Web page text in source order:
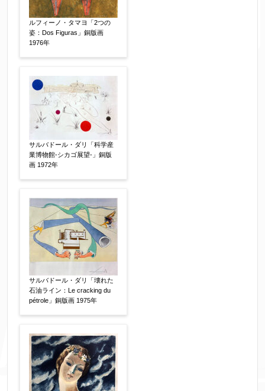
ルフィーノ・タマヨ「2つの
姿：Dos Figuras」銅版画
1976年
サルバドール・ダリ「科学産
業博物館-シカゴ展望-」銅版
画 1972年
サルバドール・ダリ「壊れた
石油ライン：Le cracking du
pétrole」銅版画 1975年